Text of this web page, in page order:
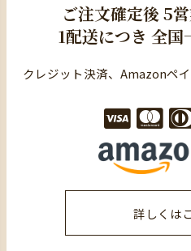
ご注文確定後 5
1配送につき 全国
クレジット決済、Amazonペ
詳しくは